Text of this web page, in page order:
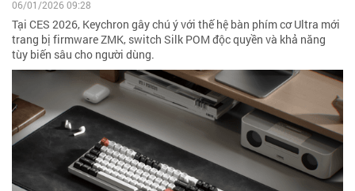
06/01/2026 09:28
Tại CES 2026, Keychron gây chú ý với thế hệ bàn phím cơ Ultra mới
trang bị firmware ZMK, switch Silk POM độc quyền và khả năng
tùy biến sâu cho người dùng.